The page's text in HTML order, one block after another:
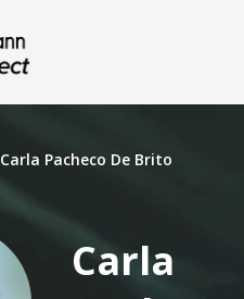
Carla Pacheco De Brito
Carla